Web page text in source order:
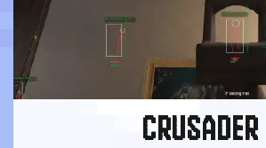
CRUSADER